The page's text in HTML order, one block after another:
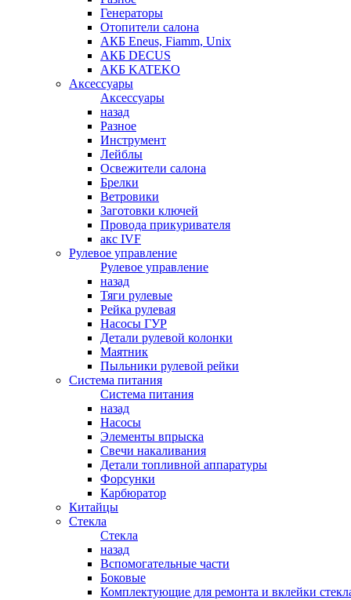
Генераторы
Отопители салона
АКБ Eneus, Fiamm, Unix
АКБ DECUS
АКБ KATEKO
Аксессуары
Аксессуары
назад
Разное
Инструмент
Лейблы
Освежители салона
Брелки
Ветровики
Заготовки ключей
Провода прикуривателя
акс IVF
Рулевое управление
Рулевое управление
назад
Тяги рулевые
Рейка рулевая
Насосы ГУР
Детали рулевой колонки
Маятник
Пыльники рулевой рейки
Система питания
Система питания
назад
Насосы
Элементы впрыска
Свечи накаливания
Детали топливной аппаратуры
Форсунки
Карбюратор
Китайцы
Стекла
Стекла
назад
Вспомогательные части
Боковые
Комплектующие для ремонта и вклейки